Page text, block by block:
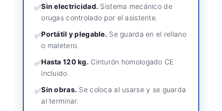
✅Sin electricidad. Sistema mecánico de
orugas controlado por el asistente.
✅Portátil y plegable. Se guarda en el rellano
o maletero.
✅Hasta 120 kg. Cinturón homologado CE
incluido.
✅Sin obras. Se coloca al usarse y se guarda
al terminar.